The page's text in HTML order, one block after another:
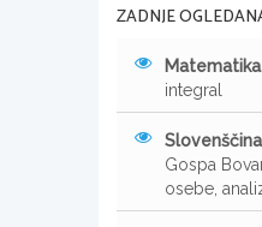
ZADNJE
Matematika
integral
Slovenščina
Gospa
osebe,